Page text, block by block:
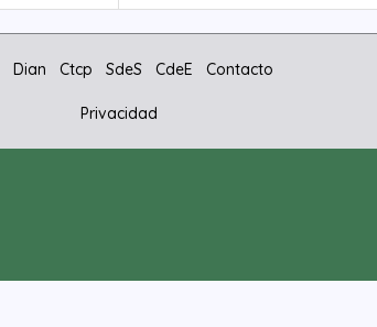
Dian Ctcp SdeS CdeE Contacto
Privacidad